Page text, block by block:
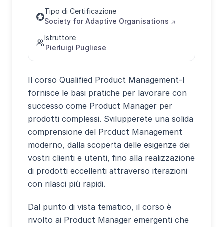
Tipo di Certificazione
Society for Adaptive Organisations ↗
Istruttore
Pierluigi Pugliese
Il corso Qualified Product Management-I
fornisce le basi pratiche per lavorare con
successo come Product Manager per
prodotti complessi. Svilupperete una solida
comprensione del Product Management
moderno, dalla scoperta delle esigenze dei
vostri clienti e utenti, fino alla realizzazione
di prodotti eccellenti attraverso iterazioni
con rilasci più rapidi.
Dal punto di vista tematico, il corso è
rivolto ai Product Manager emergenti che